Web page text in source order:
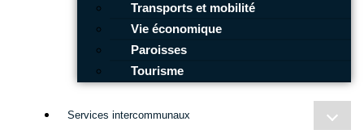
Transports et mobilité
Vie économique
Paroisses
Tourisme
Services intercommunaux